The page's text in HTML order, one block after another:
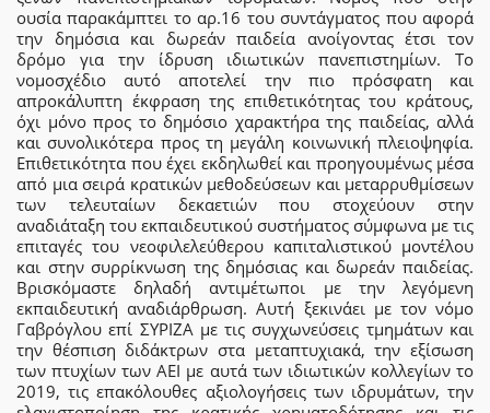
ουσία παρακάμπτει το αρ.16 του συντάγματος που αφορά
την δημόσια και δωρεάν παιδεία ανοίγοντας έτσι τον
δρόμο για την ίδρυση ιδιωτικών πανεπιστημίων. Το
νομοσχέδιο αυτό αποτελεί την πιο πρόσφατη και
απροκάλυπτη έκφραση της επιθετικότητας του κράτους,
όχι μόνο προς το δημόσιο χαρακτήρα της παιδείας, αλλά
και συνολικότερα προς τη μεγάλη κοινωνική πλειοψηφία.
Επιθετικότητα που έχει εκδηλωθεί και προηγουμένως μέσα
από μια σειρά κρατικών μεθοδεύσεων και μεταρρυθμίσεων
των τελευταίων δεκαετιών που στοχεύουν στην
αναδιάταξη του εκπαιδευτικού συστήματος σύμφωνα με τις
επιταγές του νεοφιλελεύθερου καπιταλιστικού μοντέλου
και στην συρρίκνωση της δημόσιας και δωρεάν παιδείας.
Βρισκόμαστε δηλαδή αντιμέτωποι με την λεγόμενη
εκπαιδευτική αναδιάρθρωση. Αυτή ξεκινάει με τον νόμο
Γαβρόγλου επί ΣΥΡΙΖΑ με τις συγχωνεύσεις τμημάτων και
την θέσπιση διδάκτρων στα μεταπτυχιακά, την εξίσωση
των πτυχίων των ΑΕΙ με αυτά των ιδιωτικών κολλεγίων το
2019, τις επακόλουθες αξιολογήσεις των ιδρυμάτων, την